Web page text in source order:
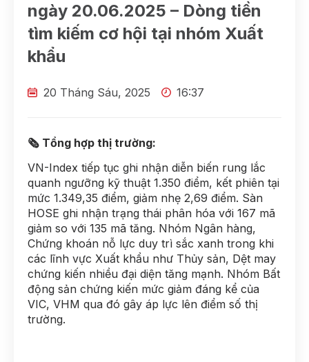
ngày 20.06.2025 – Dòng tiền
tìm kiếm cơ hội tại nhóm Xuất
khẩu
20 Tháng Sáu, 2025 16:37
🗞 Tổng hợp thị trường:
VN-Index tiếp tục ghi nhận diễn biến rung lắc
quanh ngưỡng kỹ thuật 1.350 điểm, kết phiên tại
mức 1.349,35 điểm, giảm nhẹ 2,69 điểm. Sàn
HOSE ghi nhận trạng thái phân hóa với 167 mã
giảm so với 135 mã tăng. Nhóm Ngân hàng,
Chứng khoán nỗ lực duy trì sắc xanh trong khi
các lĩnh vực Xuất khẩu như Thủy sản, Dệt may
chứng kiến nhiều đại diện tăng mạnh. Nhóm Bất
động sản chứng kiến mức giảm đáng kể của
VIC, VHM qua đó gây áp lực lên điểm số thị
trường.